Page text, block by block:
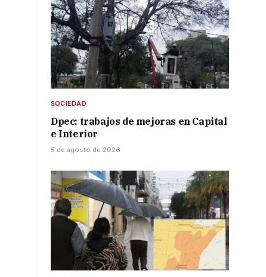
SOCIEDAD
Dpec: trabajos de mejoras en Capital
e Interior
5 de agosto de 2026